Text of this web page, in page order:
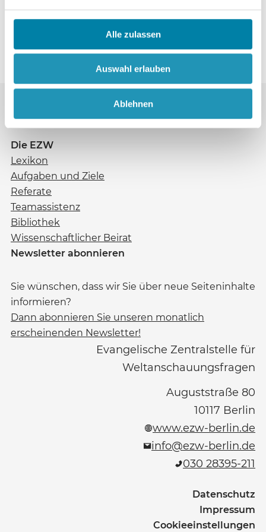
Alle zulassen
Auswahl erlauben
Ablehnen
Michael Utsch
Die EZW
Lexikon
Aufgaben und Ziele
Referate
Teamassistenz
Bibliothek
Wissenschaftlicher Beirat
Newsletter abonnieren
Sie wünschen, dass wir Sie über neue Seiteninhalte
informieren?
Dann abonnieren Sie unseren monatlich
erscheinenden Newsletter!
Evangelische Zentralstelle für
Weltanschauungsfragen
Auguststraße 80
10117 Berlin
www.ezw-berlin.de
info@ezw-berlin.de
030 28395-211
Datenschutz
Impressum
Cookieeinstellungen